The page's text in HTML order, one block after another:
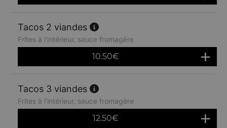
Tacos 2 viandes
Frites à l'intérieur, sauce fromagère
10.50€
Tacos 3 viandes
Frites à l'intérieur, sauce fromagère
12.50€